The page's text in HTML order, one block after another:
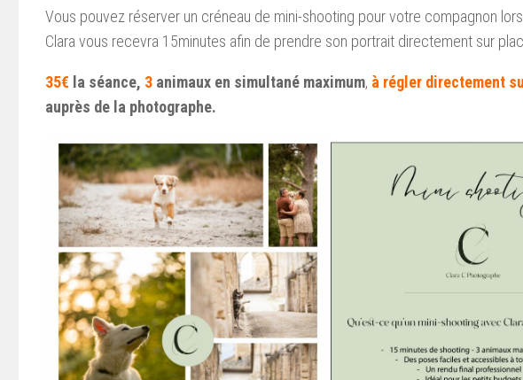
Vous pouvez réserver un créneau de mini-shooting pour votre compagnon lors
Clara vous recevra 15minutes afin de prendre son portrait directement sur
35€ la séance, 3 animaux en simultané maximum, à régler directement
auprès de la photographe.